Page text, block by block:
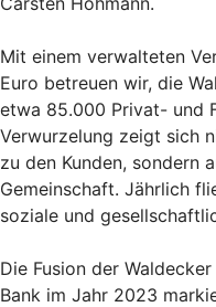
Mit einem verwalteten
Euro betreuen wir, die
etwa 85.000 Privat- und
Verwurzelung zeigt sich
zu den Kunden, sondern
Gemeinschaft. Jährlich
soziale und
Die Fusion der
Bank im Jahr 2023